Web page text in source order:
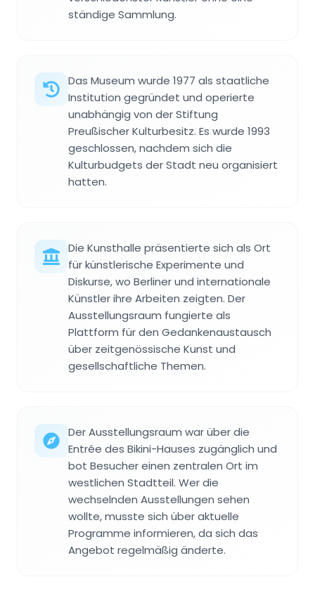
ständige Sammlung.
Das Museum wurde 1977 als staatliche
Institution gegründet und operierte
unabhängig von der Stiftung
Preußischer Kulturbesitz. Es wurde 1993
geschlossen, nachdem sich die
Kulturbudgets der Stadt neu organisiert
hatten.
Die Kunsthalle präsentierte sich als Ort
für künstlerische Experimente und
Diskurse, wo Berliner und internationale
Künstler ihre Arbeiten zeigten. Der
Ausstellungsraum fungierte als
Plattform für den Gedankenaustausch
über zeitgenössische Kunst und
gesellschaftliche Themen.
Der Ausstellungsraum war über die
Entrée des Bikini-Hauses zugänglich und
bot Besucher einen zentralen Ort im
westlichen Stadtteil. Wer die
wechselnden Ausstellungen sehen
wollte, musste sich über aktuelle
Programme informieren, da sich das
Angebot regelmäßig änderte.